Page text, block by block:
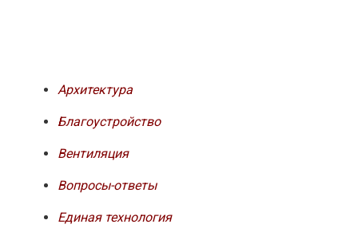
Архитектура
Благоустройство
Вентиляция
Вопросы-ответы
Единая технология